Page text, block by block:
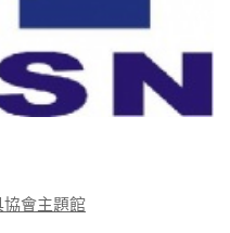
會主題館